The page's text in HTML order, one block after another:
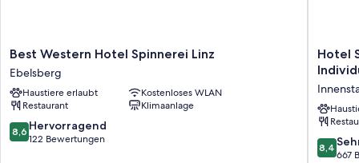
Best
Western
Hotel
Spinnerei
Linz
Ebelsberg
Best Western Hotel Spinnerei Linz
Ebelsberg
Haustiere erlaubt
Kostenloses WLAN
Restaurant
Klimaanlage
8.6
von
8,6 Hervorragend
122 Bewertungen
Hotel
a
member
of
Hotel
8.4
von
8,4
667